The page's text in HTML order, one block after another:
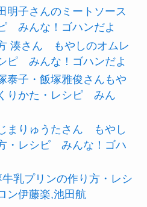
明子さんのミートソース
みんな！ゴハンだよ
湊さん もやしのオムレ
ピ みんな！ゴハンだよ
泰子・飯塚雅俊さんもや
りかた・レシピ みん
まりゅうたさん もやし
・レシピ みんな！ゴハ
牛乳プリンの作り方・レシ
ン伊藤楽,池田航